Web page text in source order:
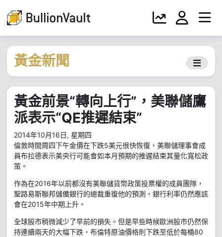
黃金新聞
黃金前景“轉向上行”，美聯儲鷹
派表示“QE推遲結束”
2014年10月16日, 星期四
倫敦時間周四下午金價在下跌5美元很快恢復，美聯儲理事會成
員布拉德表示美央行可能會如本月預期的推遲結束其量化寬松政
策。
作為在2016年以前都沒有美聯儲貨幣政策投票權的成員團隊，
聖路易斯聯邦儲備銀行的總裁重復他的預測，銀行利率仍然應該
會在2015年中期上升。
全球股市稍微減少了早前的損失。但是早些時候歐洲股市仍然保
持連續兩天的大幅下跌，布倫特原油價格則下跌至低於每桶80